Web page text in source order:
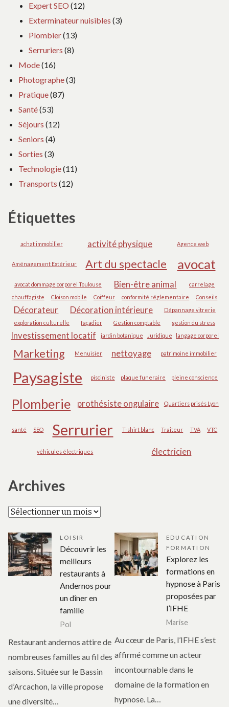
Expert SEO (12)
Exterminateur nuisibles (3)
Plombier(13)
Serruriers (8)
Mode(16)
Photographe(3)
Pratique(87)
Santé(53)
Séjours (12)
Seniors (4)
Sorties (3)
Technologie(11)
Transports (12)
Étiquettes
achat immobilier activité physique Agence web
Aménagement Extérieur Art du spectacle avocat
avocat dommage corporel Toulouse Bien-être animal
carrelage
chauffagiste
Cloison mobile Coiffeur conformité réglementaire Conseils
Décorateur Décoration intérieure
Dépannage vitrerie
exploration culturelle
façadier Gestion comptable gestion du stress
Investissement locatif jardin botanique Juridique langage corporel
Marketing Menuisier nettoyage patrimoine immobilier
Paysagiste pisciniste plaque funeraire pleine conscience
Plomberie prothésiste ongulaire Quartiers prisés Lyon
santé SEO Serrurier T-shirt blanc Traiteur TVA VTC
véhicules électriques électricien
Archives
Archives
LOISIR
Découvrir les
meilleurs
restaurants à
Andernos pour
un dîner en
famille
Pol
Restaurant andernos attire de
nombreuses familles au fil des
saisons. Située sur le Bassin
d’Arcachon, la ville propose
une diversité…
EDUCATION
FORMATION
Explorez les
formations en
hypnose à Paris
proposées par
l’IFHE
Marise
Au cœur de Paris, l’IFHE s’est
affirmé comme un acteur
incontournable dans le
domaine de la formation en
hypnose. La…